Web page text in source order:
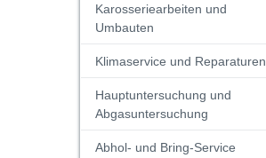
Karosseriearbeiten und
Umbauten
Klimaservice und Reparaturen
Hauptuntersuchung und
Abgasuntersuchung
Abhol- und Bring-Service